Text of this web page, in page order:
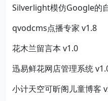
Silverlight模仿Google的
qvodcms点播专家 v1.8
花木兰留言本 v1.0
迅易鲜花网店管理系统
小计天空可昕阁儿童博客